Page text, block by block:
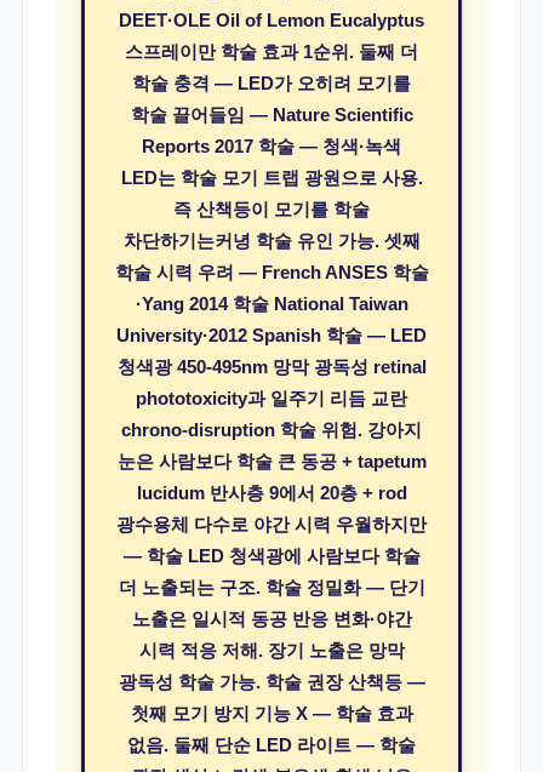
DEET·OLE Oil of Lemon Eucalyptus
스프레이만 학술 효과 1순위. 둘째 더
학술 충격 — LED가 오히려 모기를
학술 끌어들임 — Nature Scientific
Reports 2017 학술 — 청색·녹색
LED는 학술 모기 트랩 광원으로 사용.
즉 산책등이 모기를 학술
차단하기는커녕 학술 유인 가능. 셋째
학술 시력 우려 — French ANSES 학술
·Yang 2014 학술 National Taiwan
University·2012 Spanish 학술 — LED
청색광 450-495nm 망막 광독성 retinal
phototoxicity과 일주기 리듬 교란
chrono-disruption 학술 위험. 강아지
눈은 사람보다 학술 큰 동공 + tapetum
lucidum 반사층 9에서 20층 + rod
광수용체 다수로 야간 시력 우월하지만
— 학술 LED 청색광에 사람보다 학술
더 노출되는 구조. 학술 정밀화 — 단기
노출은 일시적 동공 반응 변화·야간
시력 적응 저해. 장기 노출은 망막
광독성 학술 가능. 학술 권장 산책등 —
첫째 모기 방지 기능 X — 학술 효과
없음. 둘째 단순 LED 라이트 — 학술